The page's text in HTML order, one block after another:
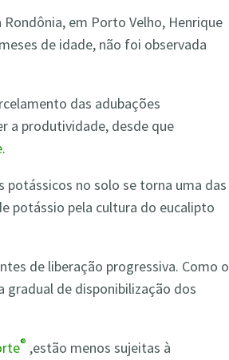
em Porto Velho, Henrique
de idade, não foi observada
das adubações
a produtividade, desde que
.
potássicos no solo se torna uma das
potássio pela cultura do eucalipto
de liberação progressiva. Como o
de disponibilização dos
® ,estão menos sujeitas à